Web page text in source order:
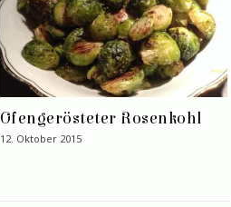
Ofengerösteter Rosenkohl
12. Oktober 2015